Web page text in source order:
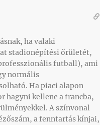
ha valaki
stadionépítési őrületét,
futball), ami
normális
Ha piaci alapon
hagyni kellene a francba,
A színvonal
a fenntartás kínjai,